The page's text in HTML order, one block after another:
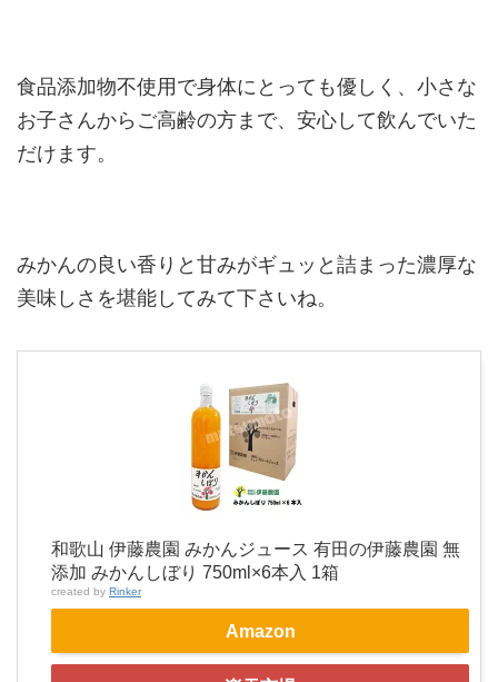
食品添加物不使用で身体にとっても優しく、小さな
お子さんからご高齢の方まで、安心して飲んでいた
だけます。
みかんの良い香りと甘みがギュッと詰まった濃厚な
美味しさを堪能してみて下さいね。
和歌山 伊藤農園 みかんジュース 有田の伊藤農園 無
添加 みかんしぼり 750ml×6本入 1箱
created by Rinker
Amazon